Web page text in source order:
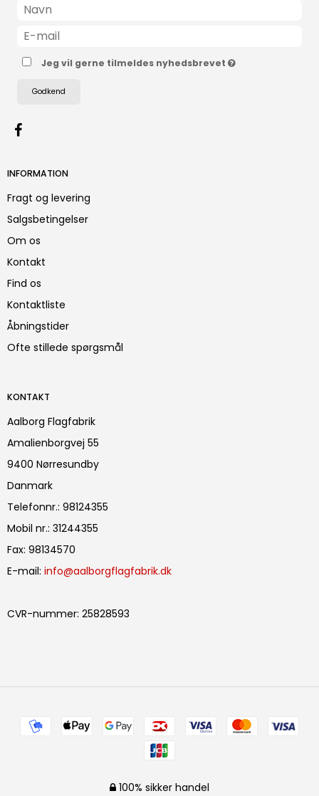
Jeg vil gerne tilmeldes nyhedsbrevet
Godkend
INFORMATION
Fragt og levering
Salgsbetingelser
Om os
Kontakt
Find os
Kontaktliste
Åbningstider
Ofte stillede spørgsmål
KONTAKT
Aalborg Flagfabrik
Amalienborgvej 55
9400 Nørresundby
Danmark
Telefonnr.: 98124355
Mobil nr.: 31244355
Fax: 98134570
E-mail: info@aalborgflagfabrik.dk
CVR-nummer: 25828593
100% sikker handel